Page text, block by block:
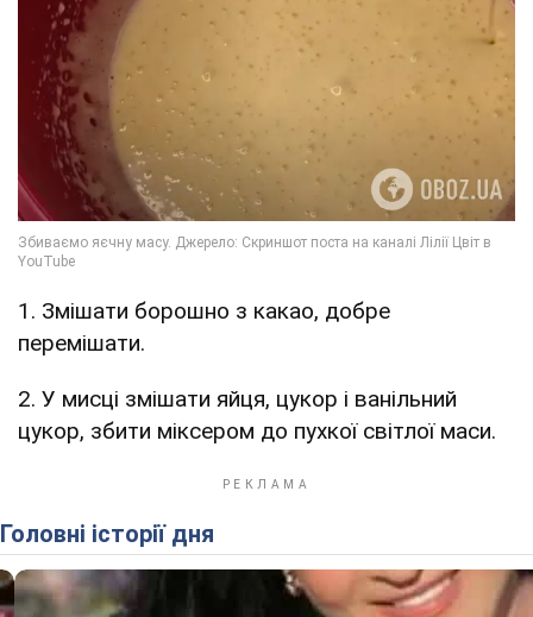
1. Змішати борошно з какао, добре
перемішати.
2. У мисці змішати яйця, цукор і ванільний
цукор, збити міксером до пухкої світлої маси.
Головні історії дня